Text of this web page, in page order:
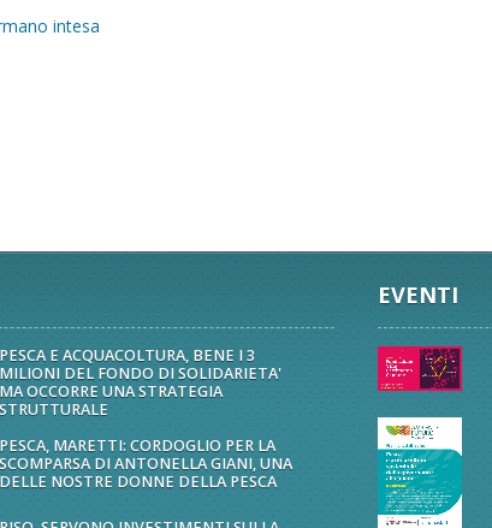
intesa
PESCA E ACQUACOLTURA, BENE I 3
MILIONI DEL FONDO DI SOLIDARIETA'
MA OCCORRE UNA STRATEGIA
STRUTTURALE
PESCA, MARETTI: CORDOGLIO PER LA
SCOMPARSA DI ANTONELLA GIANI, UNA
DELLE NOSTRE DONNE DELLA PESCA
EVENTI